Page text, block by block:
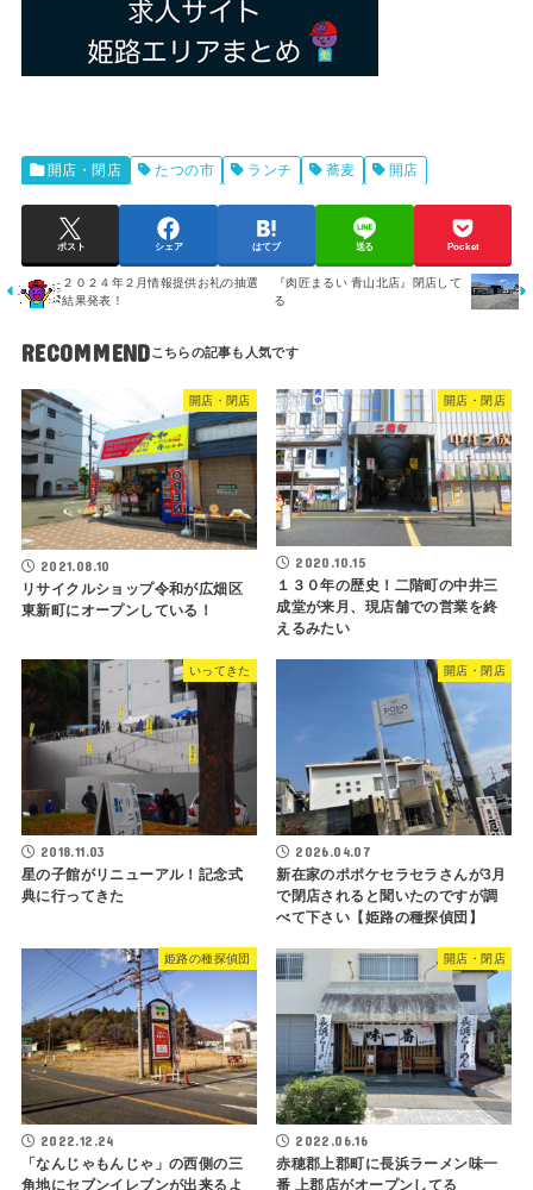
開店・閉店 たつの市 ランチ 蕎麦 開店
ポスト シェア はてブ 送る Pocket
２０２４年２月情報提供お礼の抽選
結果発表！
『肉匠まるい 青山北店』閉店して
る
RECOMMEND
開店・閉店
2021.08.10
リサイクルショップ令和が広畑区
東新町にオープンしている！
開店・閉店
2020.10.15
１３０年の歴史！二階町の中井三
成堂が来月、現店舗での営業を終
えるみたい
いってきた
2018.11.03
星の子館がリニューアル！記念式
典に行ってきた
開店・閉店
2026.04.07
新在家のポポケセラセラさんが3月
で閉店されると聞いたのですが調
べて下さい【姫路の種探偵団】
姫路の種探偵団
2022.12.24
「なんじゃもんじゃ」の西側の三
角地にセブンイレブンが出来るよ
開店・閉店
2022.06.16
赤穂郡上郡町に長浜ラーメン味一
番 上郡店がオープンしてる